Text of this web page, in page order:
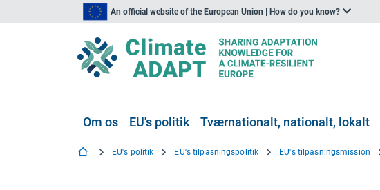
An official website of the European Union | How do you know?
Om os EU's politik Tværnationalt, nationalt, lokalt
EU's politik EU's tilpasningspolitik EU's tilpasningsmission